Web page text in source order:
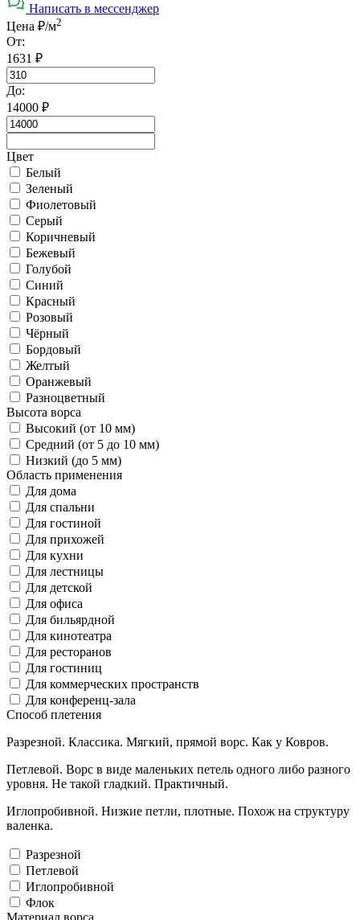
Написать в мессенджер
Цена ₽/м2
От:
1631 ₽
До:
14000 ₽
Цвет
Белый
Зеленый
Фиолетовый
Серый
Коричневый
Бежевый
Голубой
Синий
Красный
Розовый
Чёрный
Бордовый
Желтый
Оранжевый
Разноцветный
Высота ворса
Высокий (от 10 мм)
Средний (от 5 до 10 мм)
Низкий (до 5 мм)
Область применения
Для дома
Для спальни
Для гостиной
Для прихожей
Для кухни
Для лестницы
Для детской
Для офиса
Для бильярдной
Для кинотеатра
Для ресторанов
Для гостиниц
Для коммерческих пространств
Для конференц-зала
Способ плетения
Разрезной. Классика. Мягкий, прямой ворс. Как у Ковров.
Петлевой. Ворс в виде маленьких петель одного либо разного
уровня. Не такой гладкий. Практичный.
Иглопробивной. Низкие петли, плотные. Похож на структуру
валенка.
Разрезной
Петлевой
Иглопробивной
Флок
Материал ворса